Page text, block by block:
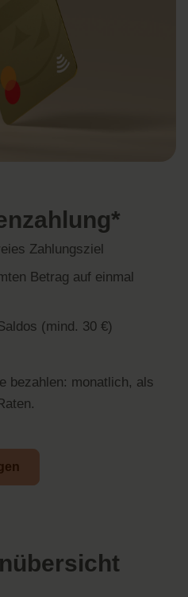
Zahlungsziel
Betrag auf einmal
(mind. 30 €)
bezahlen: monatlich, als